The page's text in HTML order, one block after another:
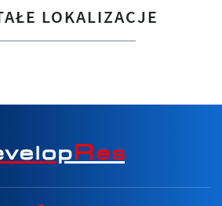
LOKALIZACJE